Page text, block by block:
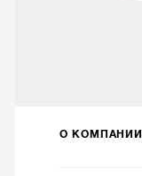
О КОМПАНИИ